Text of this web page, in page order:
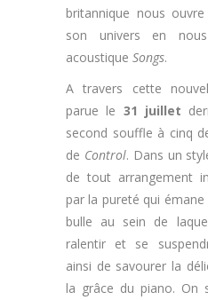
britannique nous
son univers en
acoustique Songs.
A travers cette
parue le 31 juillet
second souffle à cinq
de Control. Dans un
de tout arrangement
par la pureté qui
bulle au sein de
ralentir et se
ainsi de savourer la
la grâce du piano. On